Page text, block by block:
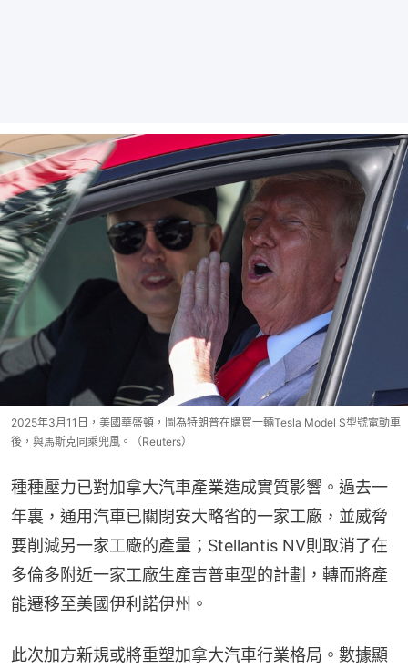
2025年3月11日，美國華盛頓，圖為特朗普在購買一輛Tesla Model S型號電動車
後，與馬斯克同乘兜風。（Reuters）
種種壓力已對加拿大汽車產業造成實質影響。過去一
年裏，通用汽車已關閉安大略省的一家工廠，並威脅
要削減另一家工廠的產量；Stellantis NV則取消了在
多倫多附近一家工廠生產吉普車型的計劃，轉而將產
能遷移至美國伊利諾伊州。
此次加方新規或將重塑加拿大汽車行業格局。數據顯